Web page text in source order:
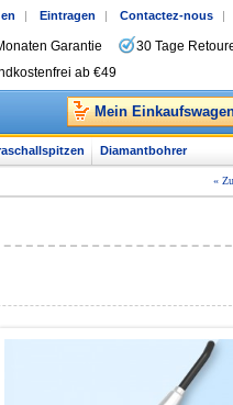
| Eintragen | Contactez-nous |
Garantie
30 Tage
ab €49
Mein
Diamantbohrer
«